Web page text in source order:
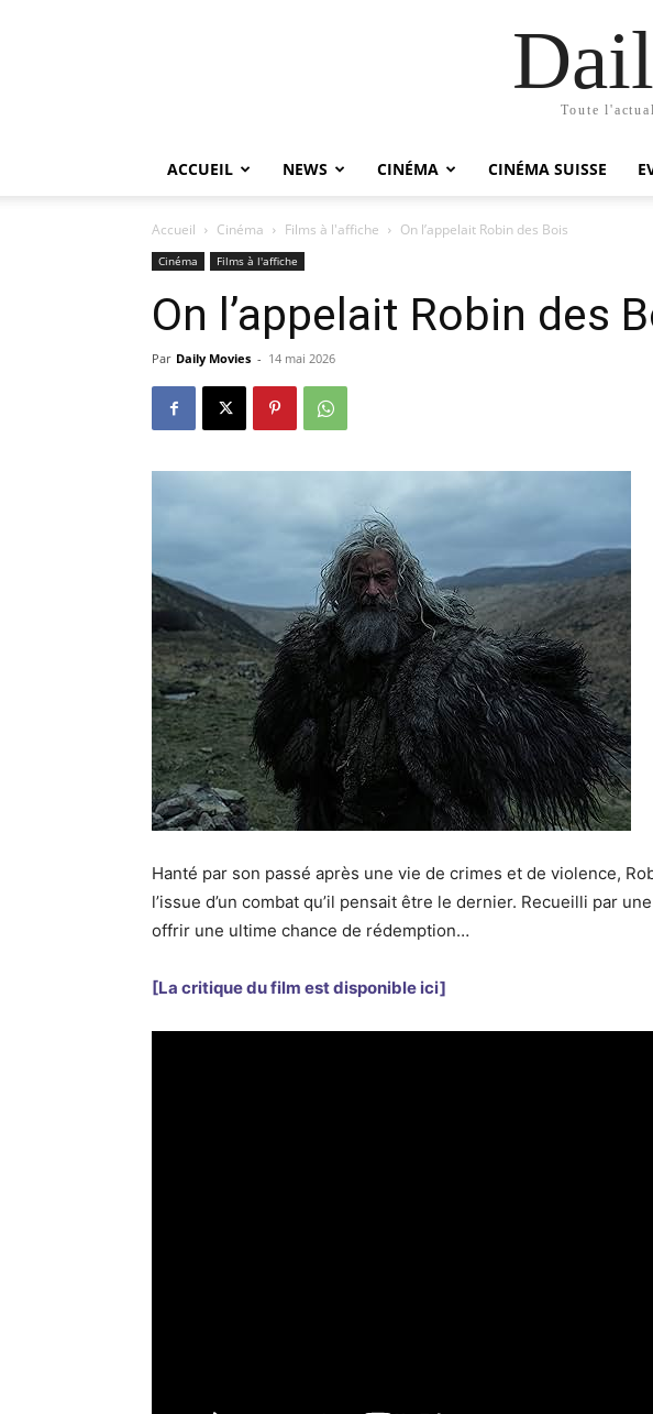
Toute
ACCUEIL NEWS CINÉMA CINÉMA SUISSE
Accueil Cinéma Films à l'affiche On l’appelait Robin des Bois
Cinéma Films à l'affiche
On l’appelait Robin des
Par Daily Movies - 14 mai 2026
Hanté par son passé après une vie de crimes et de violence,
l’issue d’un combat qu’il pensait être le dernier. Recueilli par
offrir une ultime chance de rédemption…
[La critique du film est disponible ici]